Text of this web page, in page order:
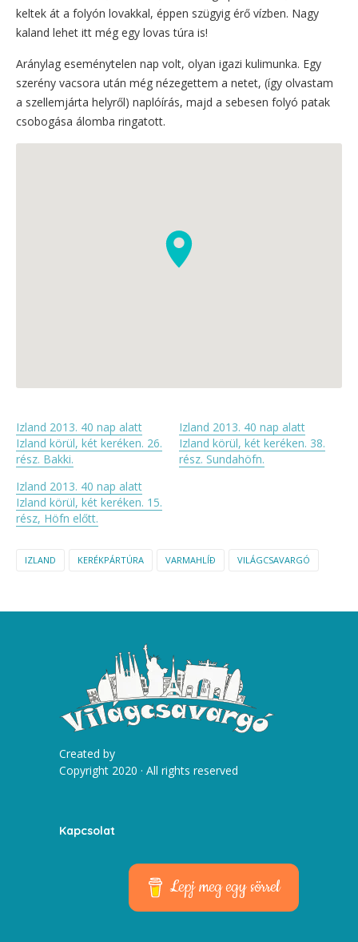
keltek át a folyón lovakkal, éppen szügyig érő vízben. Nagy
kaland lehet itt még egy lovas túra is!
Aránylag eseménytelen nap volt, olyan igazi kulimunka. Egy
szerény vacsora után még nézegettem a netet, (így olvastam
a szellemjárta helyről) naplóírás, majd a sebesen folyó patak
csobogása álomba ringatott.
Izland 2013. 40 nap alatt
Izland körül, két keréken. 26.
rész. Bakki.
Izland 2013. 40 nap alatt
Izland körül, két keréken. 38.
rész. Sundahöfn.
Izland 2013. 40 nap alatt
Izland körül, két keréken. 15.
rész, Höfn előtt.
IZLAND KERÉKPÁRTÚRA VARMAHLÍÐ VILÁGCSAVARGÓ
Created by
Copyright 2020 · All rights reserved
Kapcsolat
Lepj meg egy sörrel